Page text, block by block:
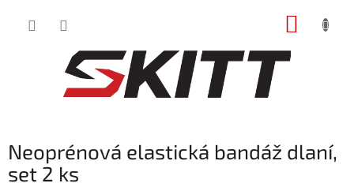
Neoprénová elastická bandáž dlaní,
set 2 ks